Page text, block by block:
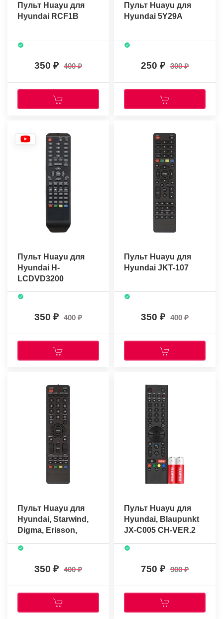
Пульт Huayu для
Hyundai RCF1B
350 400
Пульт Huayu для
Hyundai 5Y29A
250 300
Пульт Huayu для
Hyundai H-
LCDVD3200
350 400
Пульт Huayu для
Hyundai JKT-107
350 400
Пульт Huayu для
Hyundai, Starwind,
Digma, Erisson,
(H-LED50F452BS2)
350 400
Пульт Huayu для
Hyundai, Blaupunkt
JX-C005 CH-VER.2
(голосовое
батар.)
750 900